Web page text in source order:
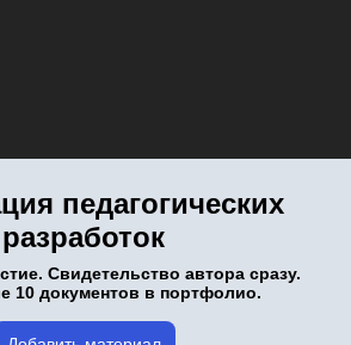
педагогических
разработок
Свидетельство автора сразу.
10 документов в портфолио.